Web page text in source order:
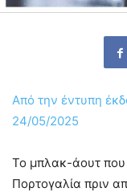
Από την έντυπη
24/05/2025
Το μπλακ-άουτ που
Πορτογαλία πριν